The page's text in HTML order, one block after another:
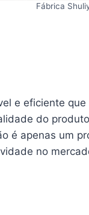
Fábrica
e eficiente
do
é apenas um
no